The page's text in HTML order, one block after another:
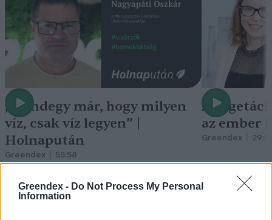
Greendex - Do Not Process My Personal
Information
„Mindegy már, hogy milyen
víz, csak víz legyen” |
Holnapután
Greendex 55:58
A
az ember
Greendex